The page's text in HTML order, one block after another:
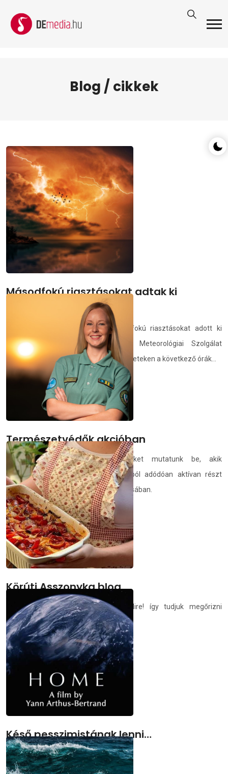
Blog / cikkek
Másodfokú riasztásokat adtak ki
zivatarveszély miatt
Délnyugaton számos járásra másodfokú riasztásokat adott ki
zivatarveszély miatt az Országos Meteorológiai Szolgálat
vasárnap késő délelőtt. Az érintett területeken a következő órák...
demedia.hu 2021.08.01.
Természetvédők akcióban
Riportsorozatunkban olyan embereket mutatunk be, akik
szakmájukból, mindennapi munkájukból adódóan aktívan részt
vállalnak a természeti értékek megóvásában.
demedia.hu 2021.08.01.
Körúti Asszonyka blog
Bolognai szósz, eltéve üvegben, télire! így tudjuk megőrizni
könnyedén a nyár ízeit
demedia.hu 2021.07.24.
Késő pesszimistának lenni…
Avagy a film címe: Otthonunk (Home)